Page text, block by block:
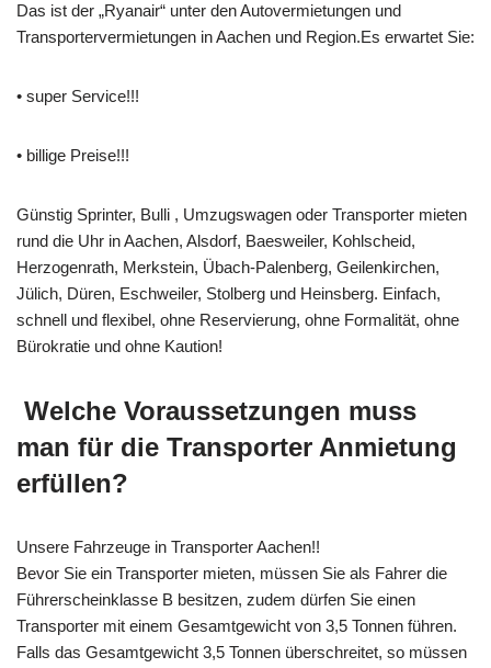
Das ist der „Ryanair“ unter den Autovermietungen und
Transportervermietungen in Aachen und Region.Es erwartet Sie:
• super Service!!!
• billige Preise!!!
Günstig Sprinter, Bulli , Umzugswagen oder Transporter mieten
rund die Uhr in Aachen, Alsdorf, Baesweiler, Kohlscheid,
Herzogenrath, Merkstein, Übach-Palenberg, Geilenkirchen,
Jülich, Düren, Eschweiler, Stolberg und Heinsberg. Einfach,
schnell und flexibel, ohne Reservierung, ohne Formalität, ohne
Bürokratie und ohne Kaution!
Welche Voraussetzungen muss
man für die Transporter Anmietung
erfüllen?
Unsere Fahrzeuge in Transporter Aachen!!
Bevor Sie ein Transporter mieten, müssen Sie als Fahrer die
Führerscheinklasse B besitzen, zudem dürfen Sie einen
Transporter mit einem Gesamtgewicht von 3,5 Tonnen führen.
Falls das Gesamtgewicht 3,5 Tonnen überschreitet, so müssen